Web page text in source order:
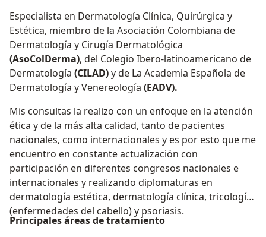
Especialista en Dermatología Clínica, Quirúrgica y
Estética, miembro de la Asociación Colombiana de
Dermatología y Cirugía Dermatológica
(AsoColDerma), del Colegio Ibero-latinoamericano de
Dermatología (CILAD)y de La Academia Española de
Dermatología y Venereología (EADV).
Mis consultas la realizo con un enfoque en la atención
ética y de la más alta calidad, tanto de pacientes
nacionales, como internacionales y es por esto que me
encuentro en constante actualización con
participación en diferentes congresos nacionales e
internacionales y realizando diplomaturas en
dermatología estética, dermatología clínica, tricología
(enfermedades del cabello) y psoriasis.
Principales áreas de tratamiento